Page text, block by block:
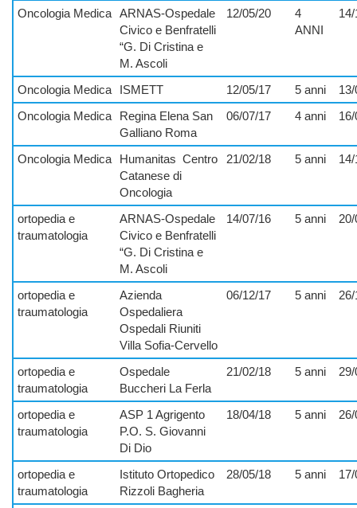
Oncologia Medica ARNAS-Ospedale
Civico e Benfratelli
“G. Di Cristina e
M. Ascoli
12/05/20
4
ANNI
Oncologia Medica ISMETT 12/05/17 5 anni
Oncologia Medica
Regina Elena San
Galliano Roma
06/07/17 4 anni
Oncologia Medica Humanitas Centro
Catanese di
Oncologia
21/02/18 5 anni
ortopedia e
traumatologia
ARNAS-Ospedale
Civico e Benfratelli
“G. Di Cristina e
M. Ascoli
14/07/16 5 anni 20/
ortopedia e
traumatologia
Azienda
Ospedaliera
Ospedali Riuniti
Villa Sofia-Cervello
06/12/17 5 anni 26/
ortopedia e
traumatologia
Ospedale
Buccheri La Ferla
21/02/18 5 anni 29/
ortopedia e
traumatologia
ASP 1 Agrigento
P.O. S. Giovanni
Di Dio
18/04/18 5 anni 26/
ortopedia e
traumatologia
Istituto Ortopedico
Rizzoli Bagheria
28/05/18 5 anni